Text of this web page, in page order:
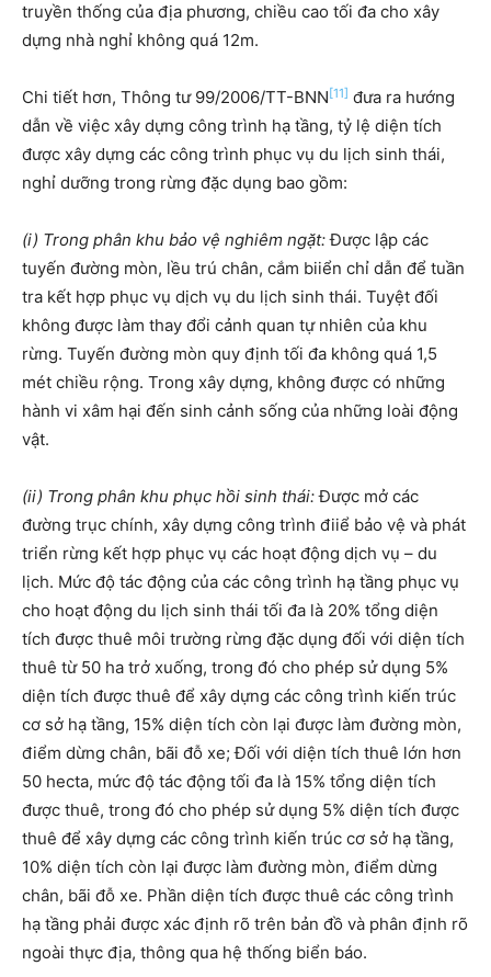
truyền thống của địa phương, chiều cao tối đa cho xây
dựng nhà nghỉ không quá 12m.
Chi tiết hơn, Thông tư 99/2006/TT-BNN[11] đưa ra hướng
dẫn về việc xây dựng công trình hạ tầng, tỷ lệ diện tích
được xây dựng các công trình phục vụ du lịch sinh thái,
nghỉ dưỡng trong rừng đặc dụng bao gồm:
(i) Trong phân khu bảo vệ nghiêm ngặt:Được lập các
tuyến đường mòn, lều trú chân, cắm biiển chỉ dẫn để tuần
tra kết hợp phục vụ dịch vụ du lịch sinh thái. Tuyệt đối
không được làm thay đổi cảnh quan tự nhiên của khu
rừng. Tuyến đường mòn quy định tối đa không quá 1,5
mét chiều rộng. Trong xây dựng, không được có những
hành vi xâm hại đến sinh cảnh sống của những loài động
vật.
(ii) Trong phân khu phục hồi sinh thái:Được mở các
đường trục chính, xây dựng công trình điiể bảo vệ và phát
triển rừng kết hợp phục vụ các hoạt động dịch vụ – du
lịch. Mức độ tác động của các công trình hạ tầng phục vụ
cho hoạt động du lịch sinh thái tối đa là 20% tổng diện
tích được thuê môi trường rừng đặc dụng đối với diện tích
thuê từ 50 ha trở xuống, trong đó cho phép sử dụng 5%
diện tích được thuê để xây dựng các công trình kiến trúc
cơ sở hạ tầng, 15% diện tích còn lại được làm đường mòn,
điểm dừng chân, bãi đỗ xe; Đối với diện tích thuê lớn hơn
50 hecta, mức độ tác động tối đa là 15% tổng diện tích
được thuê, trong đó cho phép sử dụng 5% diện tích được
thuê để xây dựng các công trình kiến trúc cơ sở hạ tầng,
10% diện tích còn lại được làm đường mòn, điểm dừng
chân, bãi đỗ xe. Phần diện tích được thuê các công trình
hạ tầng phải được xác định rõ trên bản đồ và phân định rõ
ngoài thực địa, thông qua hệ thống biển báo.